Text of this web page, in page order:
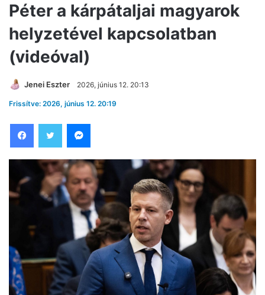
Péter a kárpátaljai magyarok
helyzetével kapcsolatban
(videóval)
Jenei Eszter 2026, június 12. 20:13
Frissítve: 2026, június 12. 20:19